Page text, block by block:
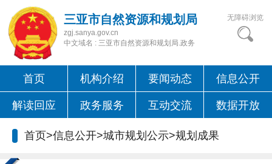
三亚市自然资源和规划局
zgj.sanya.gov.cn
中文域名 : 三亚市自然资源和规划局.政务
无障碍浏览
首页 机构介绍 要闻动态 信息公开
解读回应 政务服务 互动交流 数据开放
首页>信息公开>城市规划公示>规划成果